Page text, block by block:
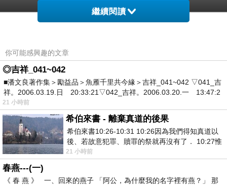
而且24小時都能買，上網慢慢挑選，慢慢比價，不
然選擇在網路上購買~~
於是我也參考了其他網友【VISION】U40 Elegant
直立式健身車的推薦開箱文及心得分享!
找了很多【VISION】U40 Elegant 直立式健身車評
論跟比價的結果，還有哪裡買最便宜划算，發現它
真的很不錯!!
繼續閱讀
你可能感興趣的文章
◎吉祥_041~042
■潘文良著作集＞勵益品＞魚雁千里共今緣＞吉祥_041~042 ▽041_吉
祥。2006.03.19.日 20:33:21▽042_吉祥。2006.03.20.一 13:47:2
21 小時前
希伯來書 - 離棄真道的後果
希伯來書10:26-10:31 10:26因為我們得知真道以
後、若故意犯罪、贖罪的祭就再沒有了． 10:27惟
有戰懼等候審判和那燒滅眾敵人的烈火
21 小時前
春燕---(一)
《 春 燕 》 一、回來的燕子 「阿公，為什麼我的名字裡有燕？」 那